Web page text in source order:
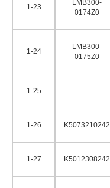
1-23
LMB300-
0174Z0
1-24
LMB300-
0175Z0
1-25
1-26 K5073210242
1-27 K5012308242